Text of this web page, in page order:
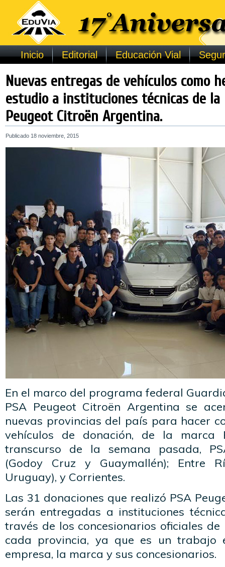
Inicio Editorial Educación Vial
Nuevas entregas de vehículos como
estudio a instituciones técnicas de la
Peugeot Citroën Argentina.
Publicado 18 noviembre, 2015
En el marco del programa federal
PSA Peugeot Citroën Argentina se
nuevas provincias del país para hacer
vehículos de donación, de la marca
transcurso de la semana pasada,
(Godoy Cruz y Guaymallén); Entre
Uruguay), y Corrientes.
Las 31 donaciones que realizó PSA
serán entregadas a instituciones
través de los concesionarios oficiales
cada provincia, ya que es un trabajo
empresa, la marca y sus concesionarios.